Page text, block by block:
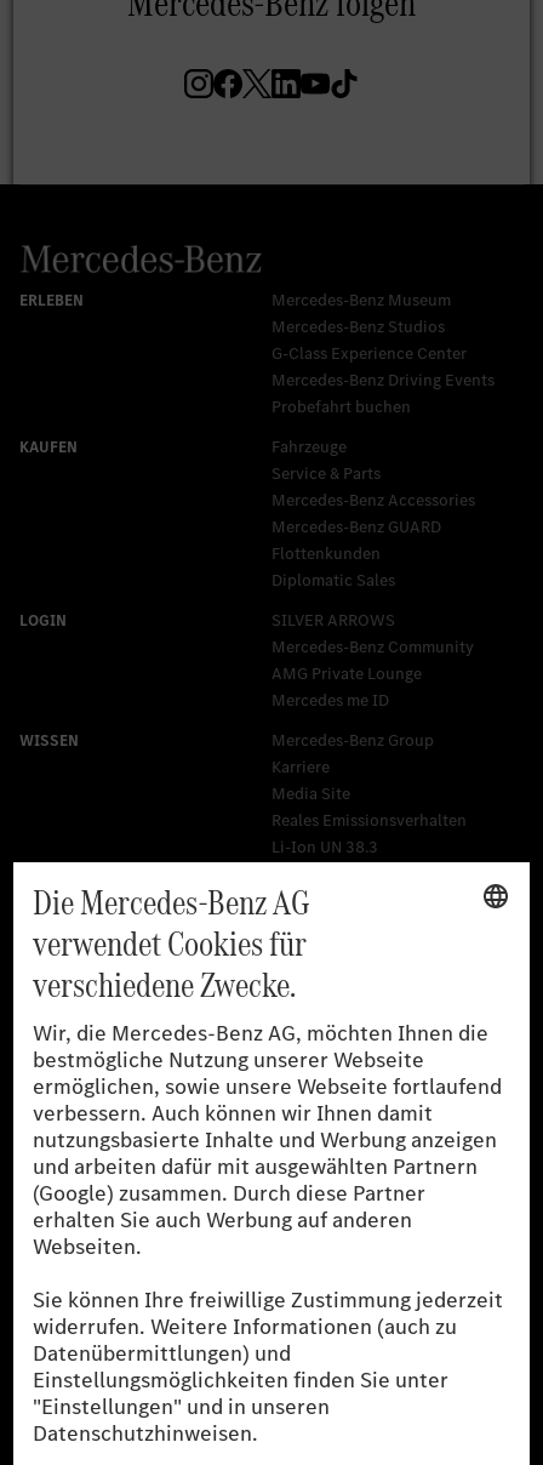
Mercedes-Benz Museum
Mercedes-Benz Studios
G-Class Experience Center
Mercedes-Benz Driving Events
Probefahrt buchen
Fahrzeuge
Service & Parts
Mercedes-Benz Accessories
Mercedes‑Benz GUARD
Flottenkunden
Diplomatic Sales
SILVER ARROWS
Mercedes-Benz Community
AMG Private Lounge
Mercedes me ID
Mercedes-Benz Group
Karriere
Media Site
Reales Emissionsverhalten
Li-Ion UN 38.3
[1]
Die angegebenen Werte wurden nach dem vorgeschriebenen
Messverfahren WLTP (Worldwide harmonised Light-duty
vehicles Test Procedures) ermittelt. Der Kraftstoffverbrauch und
der CO₂-Ausstoß eines Pkw sind nicht nur von der effizienten
Ausnutzung des Kraftstoffs durch den Pkw, sondern auch vom
Fahrstil und anderen nichttechnischen Faktoren abhängig.